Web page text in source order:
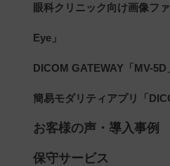
眼科クリニック向け画像フ
Eye」
DICOM GATEWAY「MV-5D
簡易モダリティアプリ「
お客様の声・導入事例
保守サービス